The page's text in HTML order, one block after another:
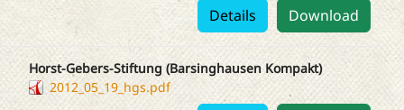
Download
Details
Horst-Gebers-Stiftung (Barsinghausen Kompakt)
2012_05_19_hgs.pdf